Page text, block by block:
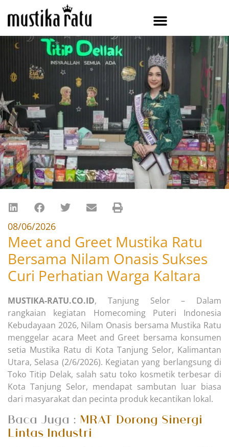
08/06/2026
Meet and Greet Mustika Ratu
Bersama Nilam Onasis Sukses
Curi Perhatian Warga Kaltara
MUSTIKA-RATU.CO.ID, Tanjung Selor – Dalam
rangkaian kegiatan Homecoming Puteri Indonesia
Kebudayaan 2026, Nilam Onasis bersama Mustika Ratu
menggelar acara Meet and Greet bersama konsumen
setia Mustika Ratu di Kota Tanjung Selor, Kalimantan
Utara, Selasa (2/6/2026). Kegiatan yang berlangsung di
Toko Titip Delak, salah satu toko kosmetik terbesar di
Kota Tanjung Selor, mendapat sambutan luar biasa
dari masyarakat dan pecinta produk kecantikan lokal.
Baca Juga : MRAT Dorong Sinergi
Lintas Industri